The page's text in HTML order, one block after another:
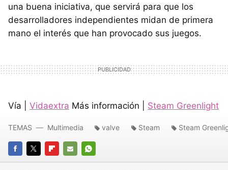
una buena iniciativa, que servirá para que los
desarrolladores independientes midan de primera
mano el interés que han provocado sus juegos.
Vía | Vidaextra Más información | Steam Greenlight
FACEBOOK
TWITTERFLIPBOARD
E-
WHATSAPP
TEMAS Multimedia valve Steam Steam